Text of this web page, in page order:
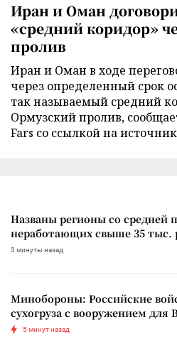
Иран и Оман
«средний коридор»
пролив
Иран и Оман в ходе
через определенный срок
так называемый средний
Ормузский пролив,
Fars со ссылкой на
Названы регионы со средней
неработающих свыше 35 тыс.
3 минуты назад
Минобороны: Российские
сухогруза с вооружением для
5 минут назад